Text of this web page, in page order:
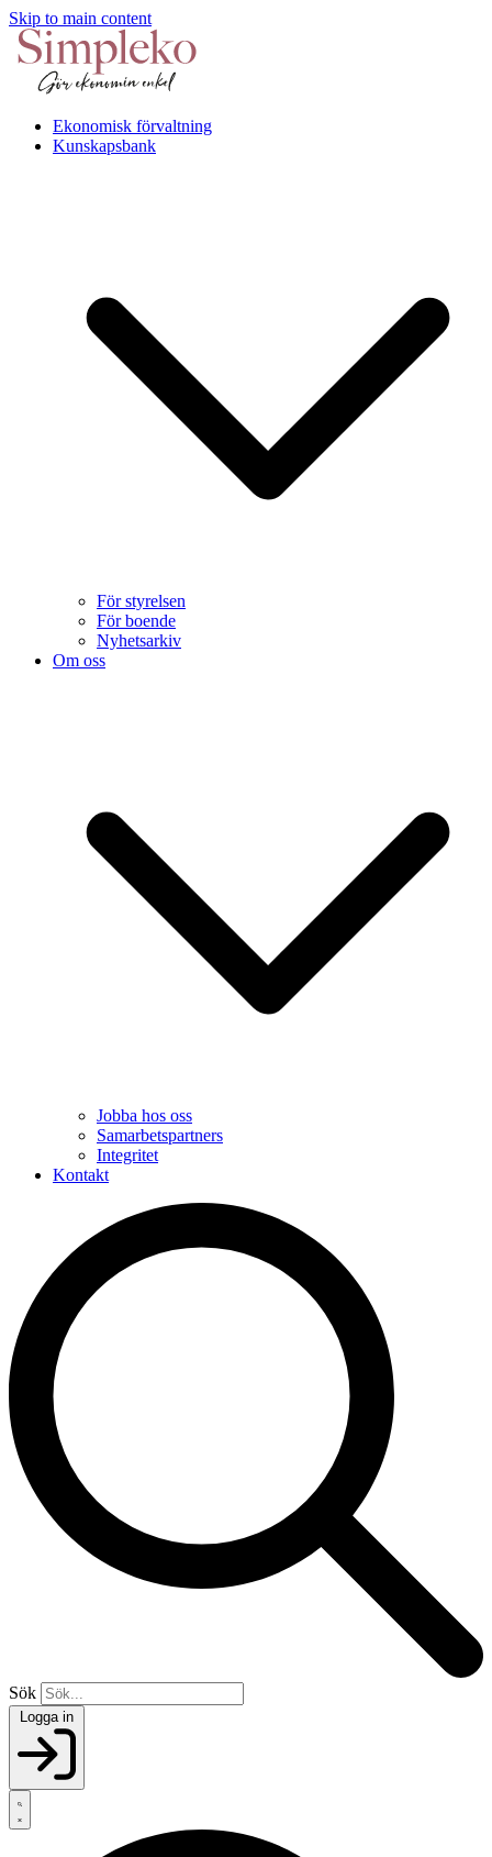
Skip to main content
Ekonomisk förvaltning
Kunskapsbank
För styrelsen
För boende
Nyhetsarkiv
Om oss
Jobba hos oss
Samarbetspartners
Integritet
Kontakt
Sök
Logga in